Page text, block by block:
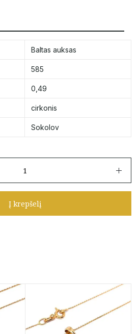
Baltas auksas
585
0,49
cirkonis
Sokolov
Į krepšelį